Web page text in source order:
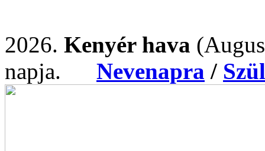
2026. Kenyér hava
napja. Nevenapra /